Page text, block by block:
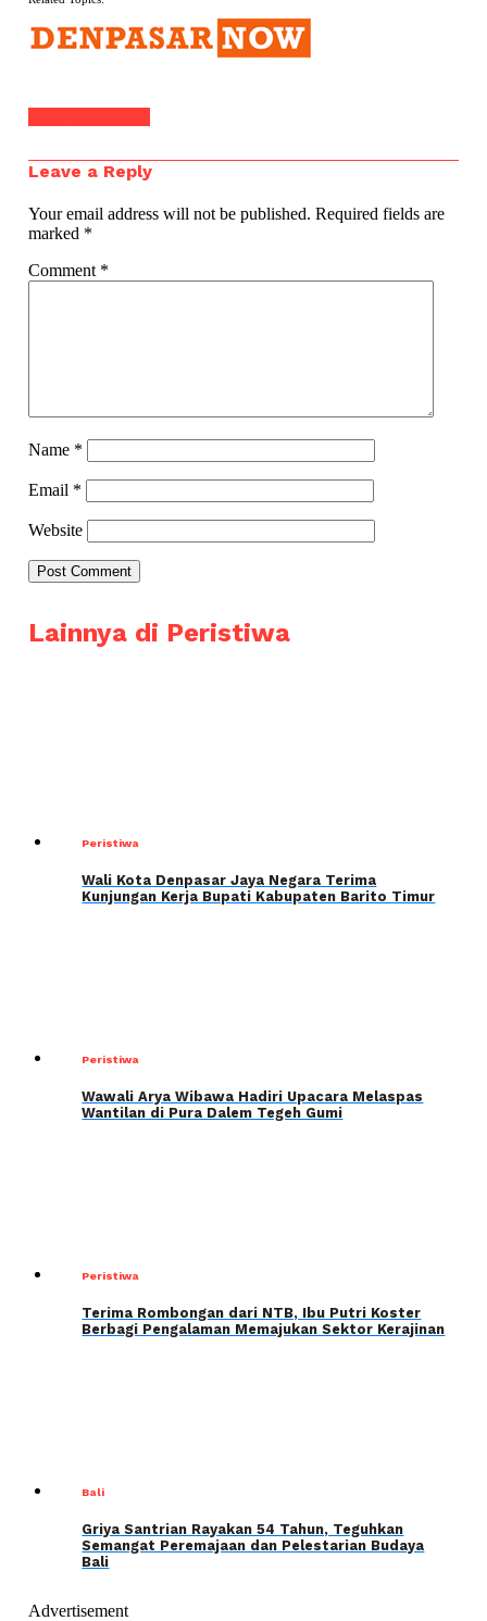
Leave a Reply
Your email address will not be published. Required fields are
marked *
Comment *
Name *
Email *
Website
Lainnya di Peristiwa
Peristiwa
Wali Kota Denpasar Jaya Negara Terima
Kunjungan Kerja Bupati Kabupaten Barito Timur
Peristiwa
Wawali Arya Wibawa Hadiri Upacara Melaspas
Wantilan di Pura Dalem Tegeh Gumi
Peristiwa
Terima Rombongan dari NTB, Ibu Putri Koster
Berbagi Pengalaman Memajukan Sektor Kerajinan
Bali
Griya Santrian Rayakan 54 Tahun, Teguhkan
Semangat Peremajaan dan Pelestarian Budaya
Bali
Advertisement